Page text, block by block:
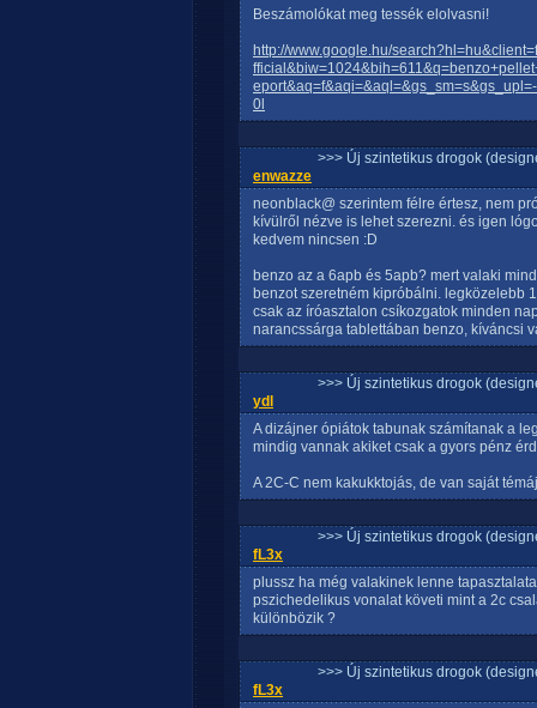
Beszámolókat meg tessék elolvasni!
http://www.google.hu/
0l
>>> Új szintetikus drogok
enwazze
neonblack@ szerintem félre értesz, nem
kívülről nézve is lehet szerezni. és igen
kedvem nincsen :D
benzo az a 6apb és 5apb? mert valaki
benzot szeretném kipróbálni. legközelebb
csak az íróasztalon csíkozgatok minden
narancssárga tablettában benzo, kíváncsi
>>> Új szintetikus drogok
ydl
A dizájner ópiátok tabunak számítanak a
mindig vannak akiket csak a gyors pénz
A 2C-C nem kakukktojás, de van saját
>>> Új szintetikus drogok
fL3x
plussz ha még valakinek lenne
pszichedelikus vonalat követi mint a 2c
különbözik ?
>>> Új szintetikus drogok
fL3x